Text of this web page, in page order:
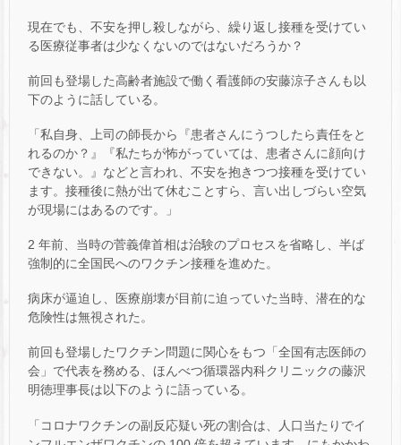
現在でも、不安を押し殺しながら、繰り返し接種を受けてい
る医療従事者は少なくないのではないだろうか？
前回も登場した高齢者施設で働く看護師の安藤涼子さんも以
下のように話している。
「私自身、上司の師長から『患者さんにうつしたら責任をと
れるのか？』『私たちが怖がっていては、患者さんに顔向け
できない。』などと言われ、不安を抱きつつ接種を受けてい
ます。接種後に熱が出て休むことすら、言い出しづらい空気
が現場にはあるのです。」
2 年前、当時の菅義偉首相は治験のプロセスを省略し、半ば
強制的に全国民へのワクチン接種を進めた。
病床が逼迫し、医療崩壊が目前に迫っていた当時、潜在的な
危険性は無視された。
前回も登場したワクチン問題に関心をもつ「全国有志医師の
会」で代表を務める、ほんべつ循環器内科クリニックの藤沢
明徳理事長は以下のように語っている。
「コロナワクチンの副反応疑い死の割合は、人口当たりでイ